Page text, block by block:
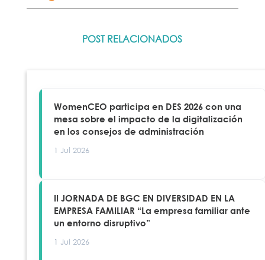
POST RELACIONADOS
WomenCEO participa en DES 2026 con una
mesa sobre el impacto de la digitalización
en los consejos de administración
1 Jul 2026
II JORNADA DE BGC EN DIVERSIDAD EN LA
EMPRESA FAMILIAR “La empresa familiar ante
un entorno disruptivo”
1 Jul 2026